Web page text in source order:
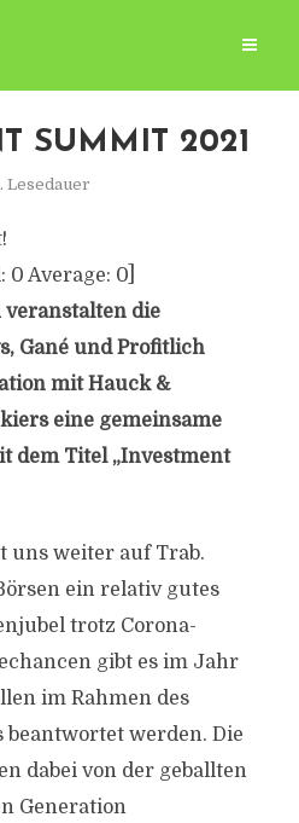
SUMMIT 2021
Lesedauer
0 Average: 0]
veranstalten die
Gané und Profitlich
mit Hauck &
eine gemeinsame
dem Titel „Investment
uns weiter auf Trab.
ein relativ gutes
trotz Corona-
gibt es im Jahr
im Rahmen des
werden. Die
dabei von der geballten
Generation